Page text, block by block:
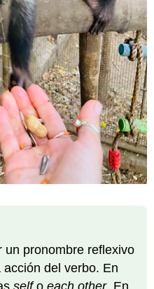
un pronombre reflexivo
del verbo. En
selfoeach other. En